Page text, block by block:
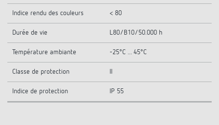
Indice rendu des couleurs < 80
Durée de vie L80/B10/50.000 h
Température ambiante -25°C ... 45°C
Classe de protection
Indice de protection IP 55